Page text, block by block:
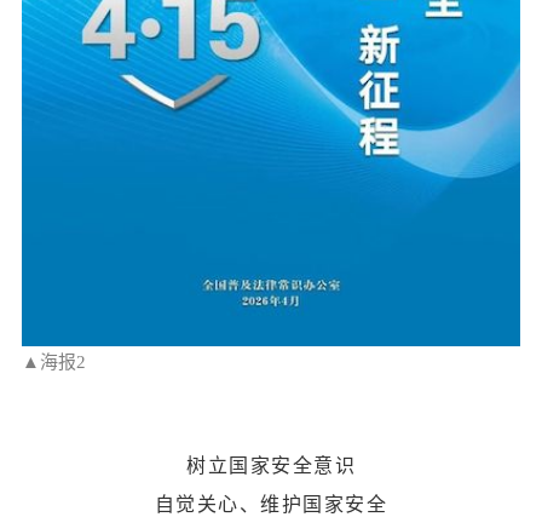
▲海报2
树立国家安全意识
自觉关心、维护国家安全